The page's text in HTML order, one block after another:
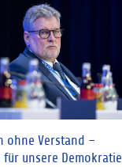
ohne Verstand –
für unsere Demokratie